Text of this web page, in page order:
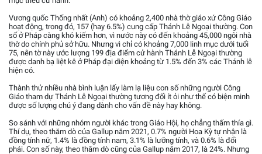
Vương quốc Thống nhất (Anh) có khoảng 2,400 nhà thờ giáo xứ Công Giáo
hoạt động, trong đó, 157 (hay 6.5%) cung cấp Thánh Lễ Ngoại thường. Con
số ở Pháp càng khó kiếm hơn, vì nước này có đến khoảng 45,000 ngôi nhà
thờ do chính phủ sở hữu. Nhưng vì chỉ có khoảng 7,000 linh mục dưới tuổi
75, nên tờ này ước lượng 199 địa điểm cử hành Thánh Lễ Ngoại thường
được danh bạ liệt kê ở Pháp đại diện khoảng từ 1.5% đến 3% các Thánh lễ
hiện có.
Thành thử nhiều nhà bình luận lấy làm lạ liệu con số những người Công
Giáo tham dự Thánh Lễ Ngoại thường tương đối ít ỏi như thế có biện minh
được số lượng chú ý đang dành cho vấn đề này hay không.
So sánh với những nhóm người khác trong Giáo Hội, họ chẳng thấm thía gì.
Thí dụ, theo thăm dò của Gallup năm 2021, 0.7% người Hoa Kỳ tự nhận là
đồng tính nữ, 1.4% là đồng tính nam, 3.1% là lưỡng tính, và 0.6% là đổi
phái. Con số này, theo thăm dò cũng của Gallup năm 2017, là 24%. Nhưng